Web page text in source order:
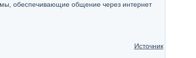
обеспечивающие общение через интернет
Источник